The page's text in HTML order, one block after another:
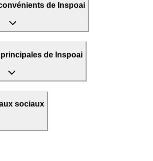
de Inspoai
de Inspoai
sociaux